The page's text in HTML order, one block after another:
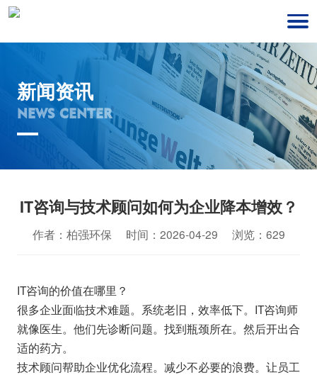
新闻资讯
NEWS CENTER
IT咨询与技术顾问如何为企业降本增效？
作者：柏强环保 时间：2026-04-29 浏览：629
IT咨询的价值在哪里？
很多企业面临技术难题。系统老旧，效率低下。IT咨询师
就像医生。他们先诊断问题。找到瓶颈所在。然后开出合
适的药方。
技术顾问帮助企业优化流程。减少不必要的浪费。让员工